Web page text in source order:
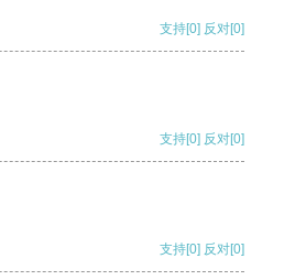
支持[0] 反对[0]
支持[0] 反对[0]
支持[0] 反对[0]